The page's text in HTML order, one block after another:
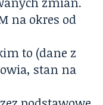
na okres od
to (dane z
stan na